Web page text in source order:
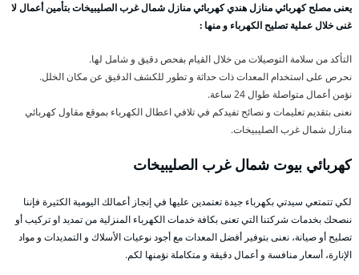
يعنى مصلح كهربائي منازل هندي كهربائي منازل شمال غرب الصليبيخات بتأمين أعمال لا
غنى خلال عملية تصليح الكهرباء و منها :
التأكد من سلامة التوصيلات من خلال القيام بفحص دقيق و شامل لها.
نحرص على استخدام المعدات ذات حداثة و تطور للكشف الدقيق عن مكان الخلل.
نؤمن أعمال متواصلة طوال 24 ساعة.
نعنى بتقديم تعليمات و نصائح تفيدكم في تلافي اعطال الكهرباء بموقع مقاول كهربائي
منازل شمال غرب الصليبيخات.
كهربائي بيوت شمال غرب الصليبيخات
لكي تتمتعي سيدتي بكهرباء جيدة تعتمدين عليها في إنجاز أعمالك اليومية الكثيرة فإننا
ننصحك بخدمات شركتنا التي تعنى بكافة خدمات الكهرباء المنزلية من تمديد او تركيب أو
تصليح أو صيانة، نعنى بتوفير أفضل المعدات مع أجود نوعيات الأسلاك و التمديدات و مواد
الإنارة، أسعار منافسة و أعمال دقيقة و متكاملة نؤمنها لكم.